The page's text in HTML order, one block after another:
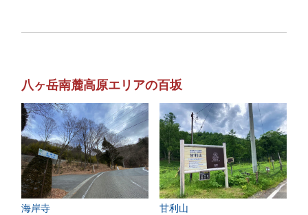
八ヶ岳南麓高原エリアの百坂
海岸寺 甘利山